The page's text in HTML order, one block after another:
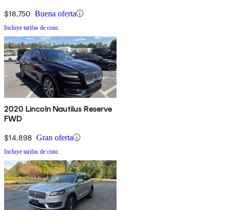
$18,750 Buena oferta
Incluye tarifas de conc.
2020 Lincoln Nautilus Reserve
FWD
$14,898 Gran oferta
Incluye tarifas de conc.